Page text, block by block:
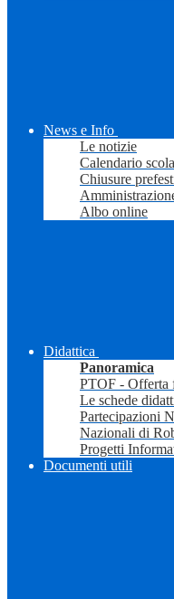
News e Info
Le notizie
Calendario
Chiusure
Albo online
Didattica
Panoramica
PTOF - Offerta
Le schede
Partecipazioni
Nazionali di
Progetti
Documenti utili